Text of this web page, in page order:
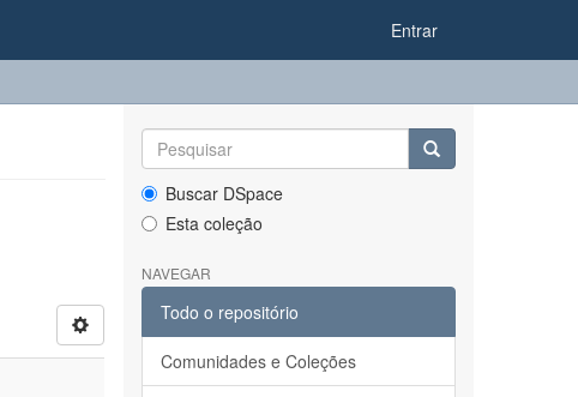
Entrar
Buscar DSpace
Esta coleção
NAVEGAR
Todo o repositório
Comunidades e Coleções